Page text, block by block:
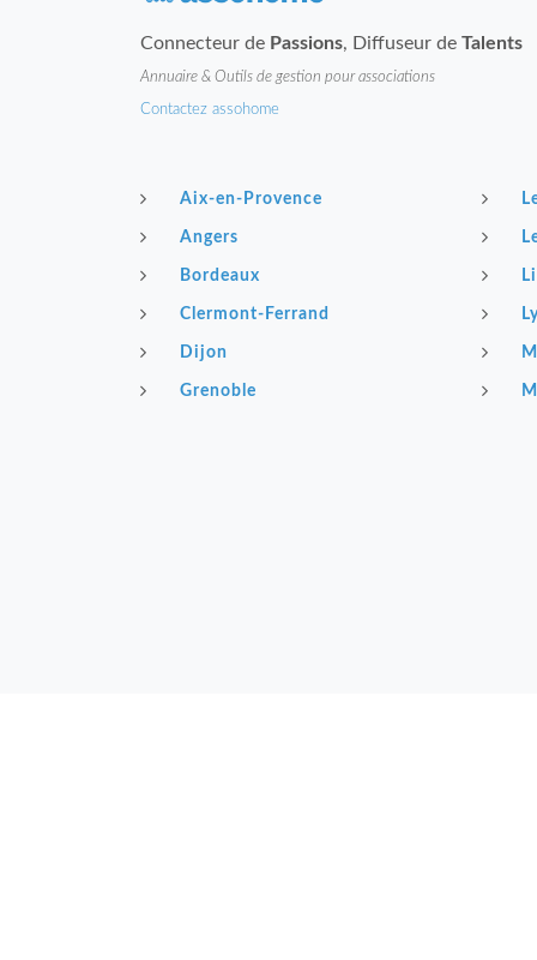
Connecteur de Passions, Diffuseur de Talents
Annuaire & Outils de gestion pour associations
Contactez assohome
Aix-en-Provence
Angers
Bordeaux
Clermont-Ferrand
Dijon
Grenoble